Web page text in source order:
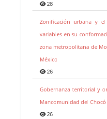
28
Zonificación urbana y
variables en su
zona metropolitana de
México
26
Gobernanza territorial y
Mancomunidad del
26